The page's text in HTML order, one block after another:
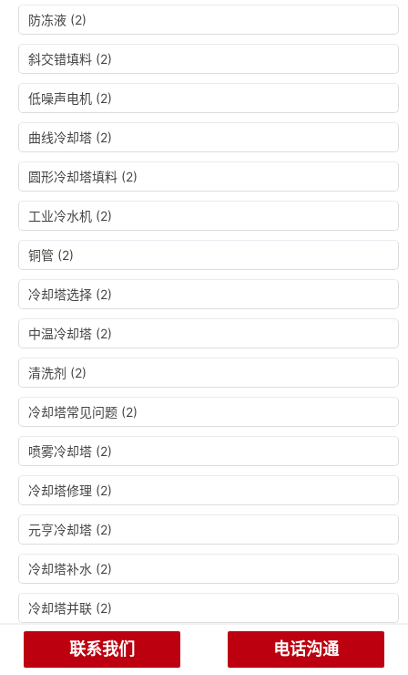
防冻液 (2)
斜交错填料 (2)
低噪声电机 (2)
曲线冷却塔 (2)
圆形冷却塔填料 (2)
工业冷水机 (2)
铜管 (2)
冷却塔选择 (2)
中温冷却塔 (2)
清洗剂 (2)
冷却塔常见问题 (2)
喷雾冷却塔 (2)
冷却塔修理 (2)
元亨冷却塔 (2)
冷却塔补水 (2)
冷却塔并联 (2)
电厂冷却塔 (2)
联系我们 电话沟通